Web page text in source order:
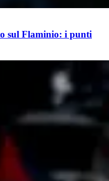
sul Flaminio: i punti